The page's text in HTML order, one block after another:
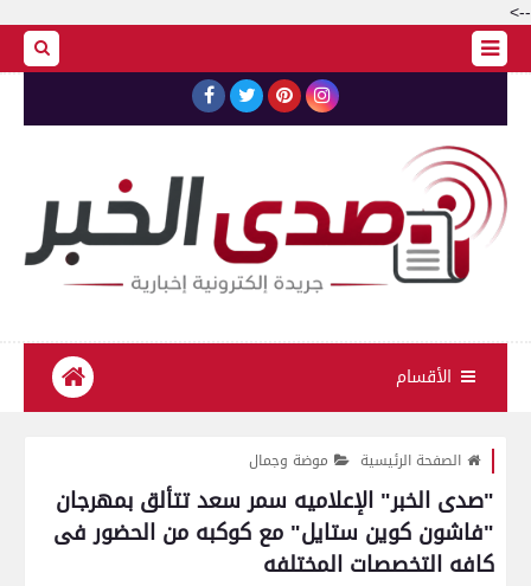
-->
الأقسام
الصفحة الرئيسية موضة وجمال
"صدى الخبر" الإعلاميه سمر سعد تتألق بمهرجان
"فاشون كوين ستايل" مع كوكبه من الحضور فى
كافه التخصصات المختلفه